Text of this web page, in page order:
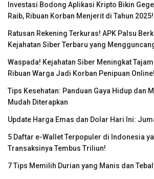
Investasi Bodong Aplikasi Kripto Bikin
Raib, Ribuan Korban Menjerit di Tahun 2025!
Ratusan Rekening Terkuras! APK Palsu
Kejahatan Siber Terbaru yang
Waspada! Kejahatan Siber Meningkat
Ribuan Warga Jadi Korban Penipuan Online!
Tips Kesehatan: Panduan Gaya Hidup dan
Mudah Diterapkan
Update Harga Emas dan Dolar Hari Ini:
5 Daftar e-Wallet Terpopuler di Indonesia
Transaksinya Tembus Triliun!
7 Tips Memilih Durian yang Manis dan Tebal